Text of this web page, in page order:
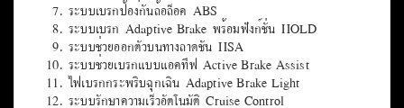
Safety ระบบความปลอดภัย
ระบบปกป้องก่อนเกิดเหตุ PRE-SAFE System
ถุงลมนิรภัยคู่หน้า 2 ตำแหน่ง
ถุงลมนิรภัยด้านข้าง 2 ตำแหน่ง